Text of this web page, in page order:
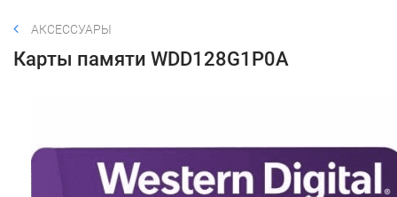
АКСЕССУАРЫ
Карты памяти WDD128G1P0A